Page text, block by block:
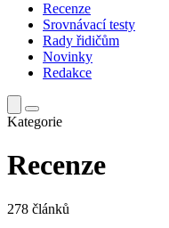
Recenze
Srovnávací testy
Rady řidičům
Novinky
Redakce
Kategorie
Recenze
278 článků